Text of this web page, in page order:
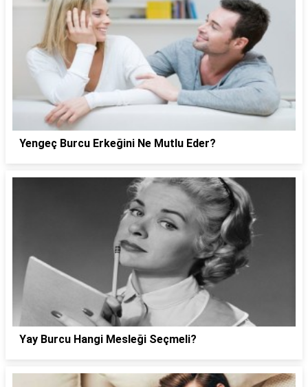
Yengeç Burcu Erkeğini Ne Mutlu Eder?
Yay Burcu Hangi Mesleği Seçmeli?